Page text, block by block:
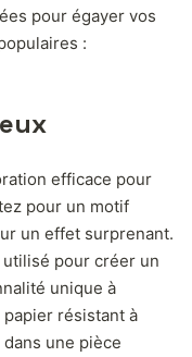
pour égayer vos
:
efficace pour
pour un motif
un effet surprenant.
pour créer un
unique à
papier résistant à
une pièce